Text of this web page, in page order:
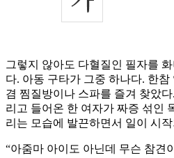
그렇지 않아도 다혈질인 필자를
다. 아동 구타가 그중 하나다. 한
겸 찜질방이나 스파를 즐겨 찾았
리고 들어온 한 여자가 짜증 섞인
리는 모습에 발끈하면서 일이 시
“아줌마 아이도 아닌데 무슨 참견